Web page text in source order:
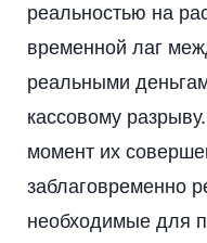
реальностью на
временной лаг
реальными
кассовому
момент их
заблаговременно
необходимые для